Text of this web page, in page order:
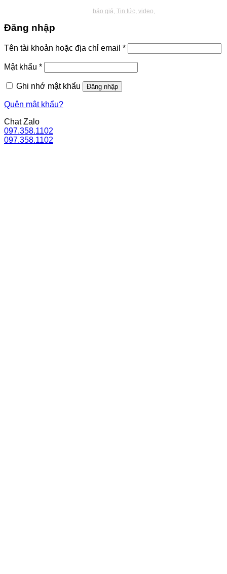
báo giá Tin tức video
Đăng nhập
Tên tài khoản hoặc địa chỉ email *Bắt
buộc
Mật khẩu *Bắt
buộc
Ghi nhớ mật khẩu
Đăng nhập
Quên mật khẩu?
Chat Zalo
097.358.1102
097.358.1102